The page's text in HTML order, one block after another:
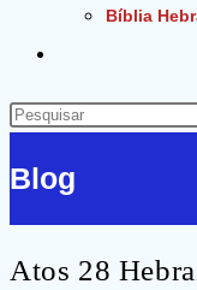
Bíblia
do
site
Pesquisar
site
Blog
Atos 28